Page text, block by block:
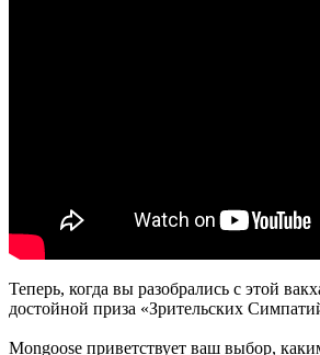
Теперь, когда вы разобрались с этой
достойной приза «Зрительских
Mongoose приветствует ваш выбор,